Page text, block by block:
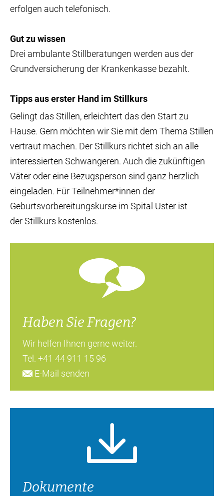
erfolgen auch telefonisch.
Gut zu wissen
Drei ambulante Stillberatungen werden aus der
Grundversicherung der Krankenkasse bezahlt.
Tipps aus erster Hand im Stillkurs
Gelingt das Stillen, erleichtert das den Start zu
Hause. Gern möchten wir Sie mit dem Thema Stillen
vertraut machen. Der Stillkurs richtet sich an alle
interessierten Schwangeren. Auch die zukünftigen
Väter oder eine Bezugsperson sind ganz herzlich
eingeladen. Für Teilnehmer*innen der
Geburtsvorbereitungskurse im Spital Uster ist
der Stillkurs kostenlos.
Haben Sie Fragen?
Wir helfen Ihnen gerne weiter.
Tel. +41 44 911 15 96
E-Mail senden
Dokumente